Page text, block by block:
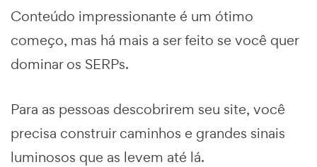
Conteúdo impressionante é um ótimo
começo, mas há mais a ser feito se você quer
dominar os SERPs.
Para as pessoas descobrirem seu site, você
precisa construir caminhos e grandes sinais
luminosos que as levem até lá.